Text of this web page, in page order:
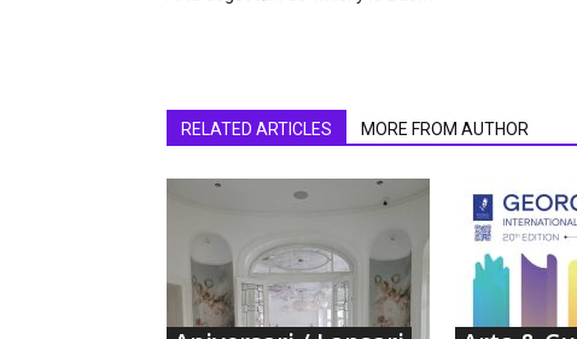
RELATED ARTICLES MORE FROM AUTHOR